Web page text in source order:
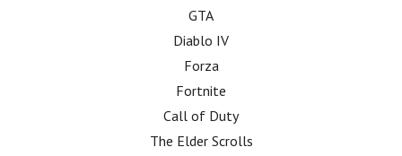
GTA
Diablo IV
Forza
Fortnite
Call of Duty
The Elder Scrolls